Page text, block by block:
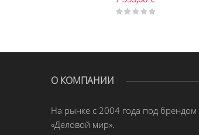
О КОМПАНИИ
На рынке с 2004 года под брендом
«Деловой мир».